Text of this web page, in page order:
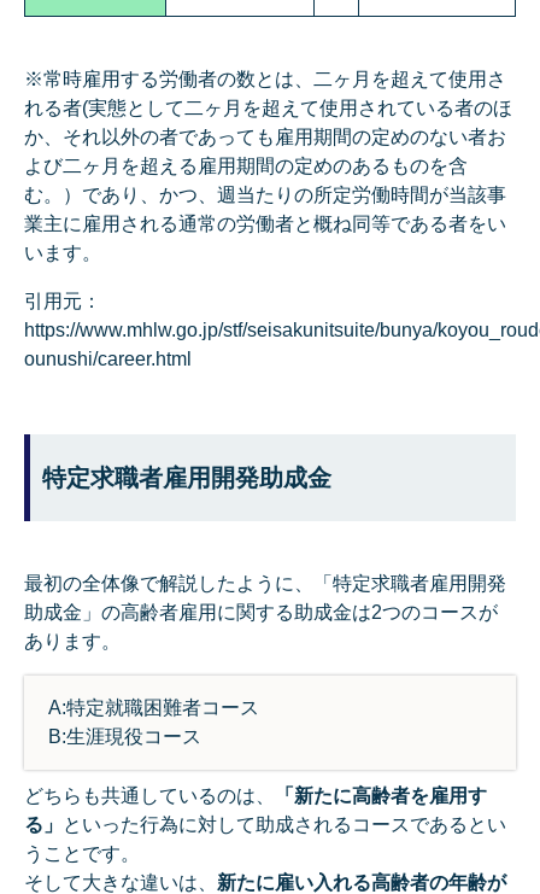
※常時雇用する労働者の数とは、二ヶ月を超えて使用さ
れる者(実態として二ヶ月を超えて使用されている者のほ
か、それ以外の者であっても雇用期間の定めのない者お
よび二ヶ月を超える雇用期間の定めのあるものを含
む。）であり、かつ、週当たりの所定労働時間が当該事
業主に雇用される通常の労働者と概ね同等である者をい
います。
引用元：
https://www.mhlw.go.jp/stf/seisakunitsuite/bunya/
ounushi/career.html
特定求職者雇用開発助成金
最初の全体像で解説したように、「特定求職者雇用開発
助成金」の高齢者雇用に関する助成金は2つのコースが
あります。
A:特定就職困難者コース
B:生涯現役コース
どちらも共通しているのは、
「新たに高齢者を雇用す
る」 といった行為に対して助成されるコースであるとい
うことです。
そして大きな違いは、 新たに雇い入れる高齢者の年齢が